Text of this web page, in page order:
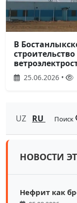
В
25.06.2026 •
UZ RU Поиск
НОВОСТИ
Нефрит как